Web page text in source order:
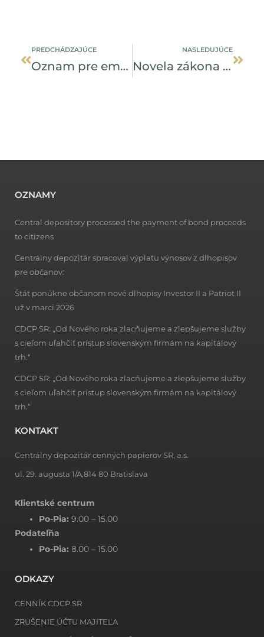
PREDCHÁDZAJÚCE
Oznam pre emitentov zaknihovaných CP
NASLEDUJÚCE
Novela zákona prináša zmeny vo vydávaní dlhopisov
OZNAMY
Central depository processed the payment of bond proceeds
to citizens
Centrálny depozitár spracoval výplatu výnosov z dlhopisov
pre občanov:
Štát ponúkne občanom nové dlhopisy Investor II a Patriot II
už v marci 2026
CDCP SR: „Od Nového roka zlacňujeme a zlepšujeme služby
s cieľom uľahčiť prístup slovenským firmám na kapitálový
trh.“
CDCP SR: „Od Nového roka zlacňujeme a zlepšujeme služby
s cieľom uľahčiť prístup slovenským firmám na kapitálový
trh.“
KONTAKT
Centrálny depozitár cenných papierov SR, a.s.
ul. 29. augusta 1/A,814 80 Bratislava
Klientské centrum
Po-Pia: 9.00 – 15.00
Podateľňa
Po-Pia:8.00 – 15.00
ODKAZY
CENNÍK CDCP SR
ZRUŠENIE ÚČTU MAJITEĽA